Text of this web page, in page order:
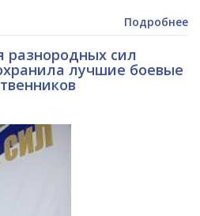
Подробнее
разнородных сил
лучшие боевые